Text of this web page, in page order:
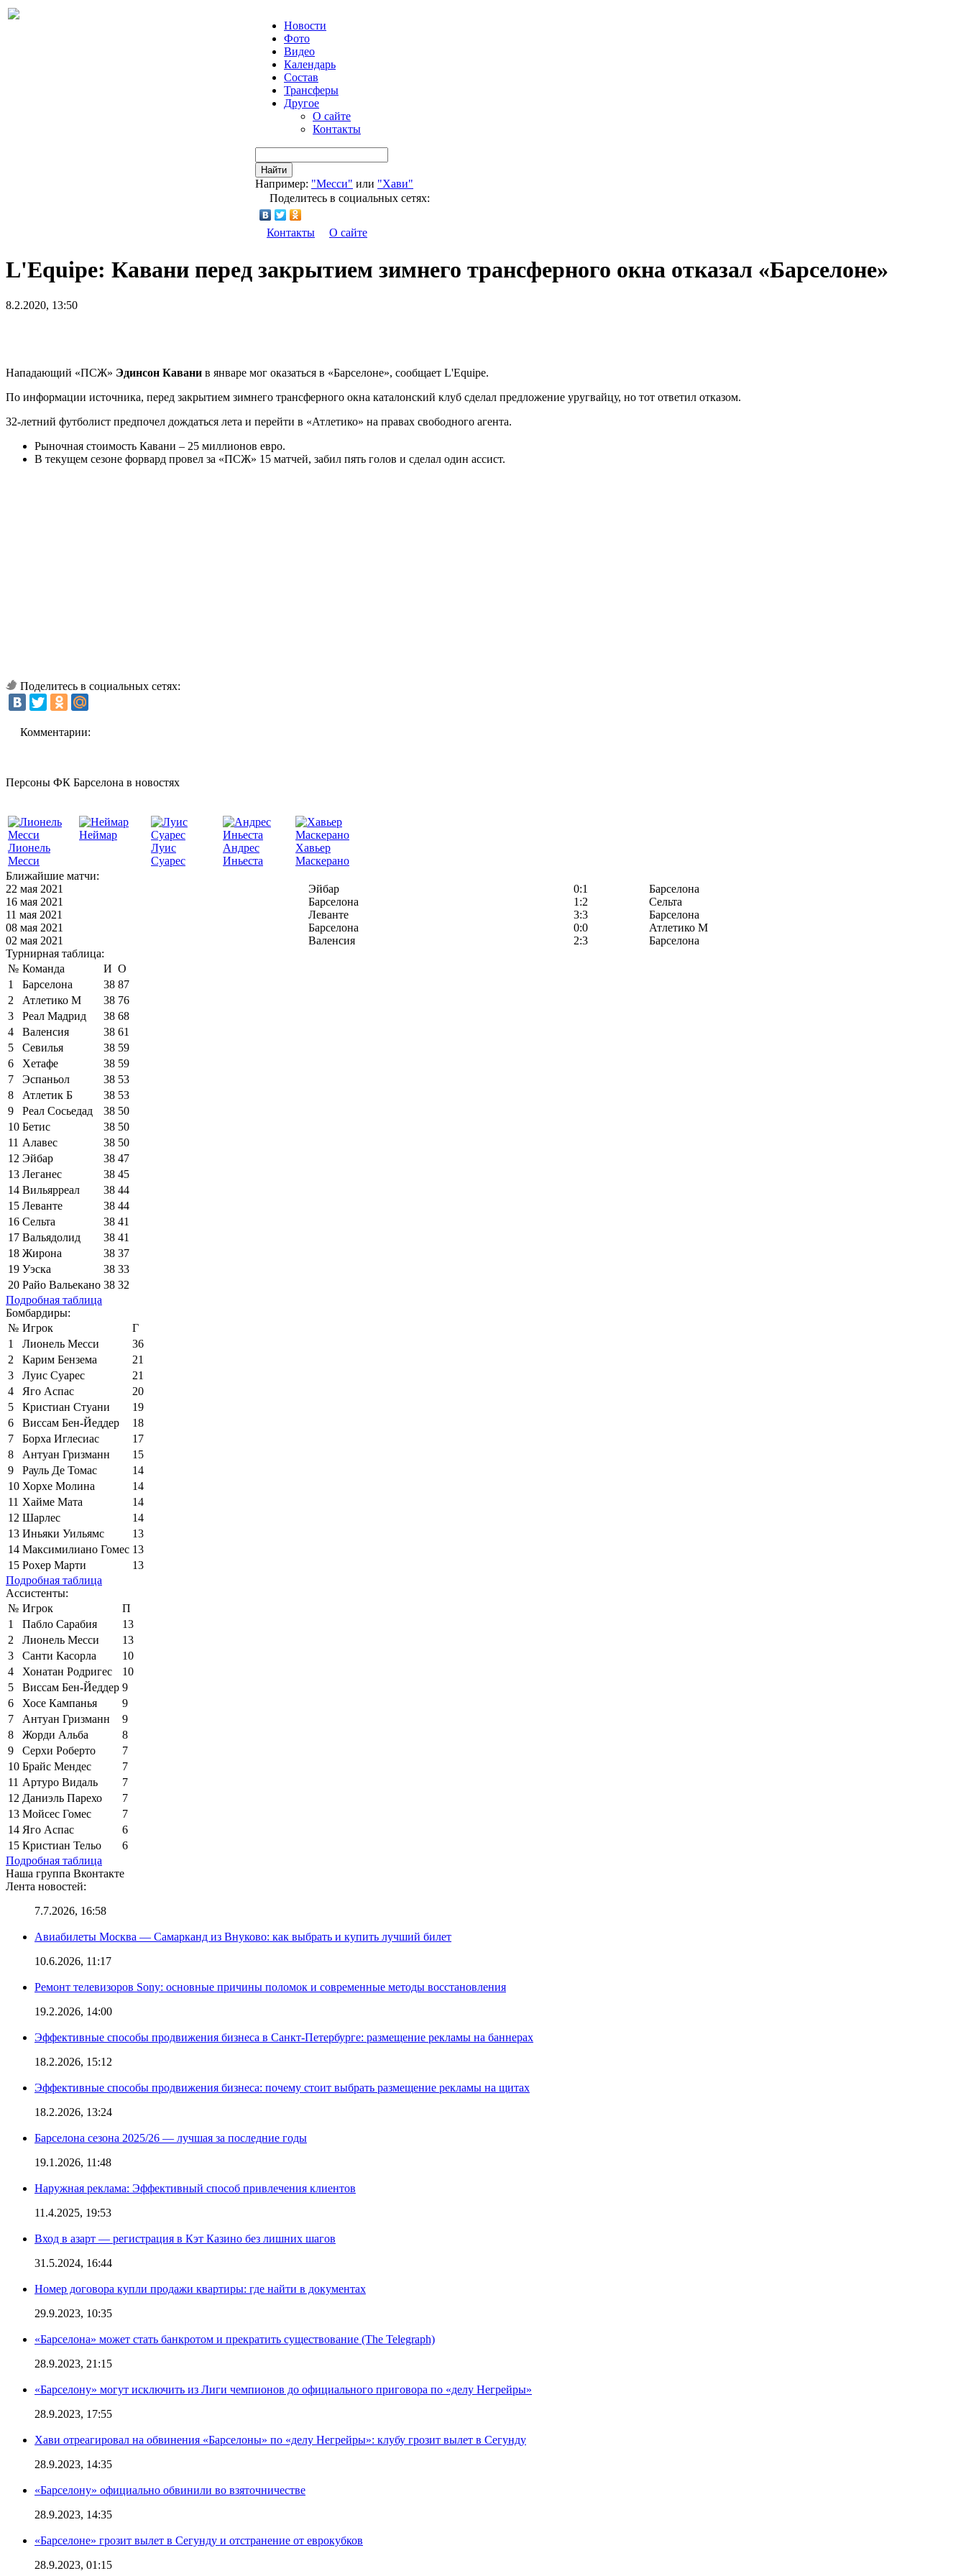
Новости
Фото
Видео
Календарь
Состав
Трансферы
Другое
О сайте
Контакты
Найти
Например: "Месси" или "Хави"
Поделитесь в социальных сетях:
Контакты О сайте
L'Equipe: Кавани перед закрытием зимнего трансферного окна отказал «Барселоне»
8.2.2020, 13:50
Нападающий «ПСЖ» Эдинсон Кавани в январе мог оказаться в «Барселоне», сообщает L'Equipe.
По информации источника, перед закрытием зимнего трансферного окна каталонский клуб сделал предложение уругвайцу, но тот ответил отказом.
32-летний футболист предпочел дождаться лета и перейти в «Атлетико» на правах свободного агента.
Рыночная стоимость Кавани – 25 миллионов евро.
В текущем сезоне форвард провел за «ПСЖ» 15 матчей, забил пять голов и сделал один ассист.
Поделитесь в социальных сетях:
Комментарии:
Персоны ФК Барселона в новостях
Лионель
Месси
Неймар
Луис
Суарес
Андрес
Иньеста
Хавьер
Маскерано
Ближайшие матчи:
22 мая 2021
Эйбар 0:1
Барселона
16 мая 2021
Барселона 1:2
Сельта
11 мая 2021
Леванте 3:3
Барселона
08 мая 2021
Барселона 0:0
Атлетико М
02 мая 2021
Валенсия 2:3
Барселона
Турнирная таблица:
№ Команда И О
1
Барселона 38 87
2
Атлетико М 38 76
3
Реал Мадрид 38 68
4
Валенсия 38 61
5
Севилья 38 59
6
Хетафе 38 59
7
Эспаньол 38 53
8
Атлетик Б 38 53
9
Реал Сосьедад 38 50
10 Бетис 38 50
11 Алавес 38 50
12 Эйбар 38 47
13 Леганес 38 45
14 Вильярреал 38 44
15 Леванте 38 44
16 Сельта 38 41
17 Вальядолид 38 41
18 Жирона 38 37
19 Уэска 38 33
20 Райо Вальекано 38 32
Подробная таблица
Бомбардиры:
№ Игрок
Г
1
Лионель Месси
36
2
Карим Бензема
21
3
Луис Суарес
21
4
Яго Аспас
20
5
Кристиан Стуани
19
6
Виссам Бен-Йеддер
18
7
Борха Иглесиас
17
8
Антуан Гризманн
15
9
Рауль Де Томас
14
10 Хорхе Молина
14
11 Хайме Мата
14
12 Шарлес
14
13 Иньяки Уильямс
13
14 Максимилиано Гомес 13
15 Рохер Марти
13
Подробная таблица
Ассистенты:
№ Игрок
П
1
Пабло Сарабия
13
2
Лионель Месси
13
3
Санти Касорла
10
4
Хонатан Родригес
10
5
Виссам Бен-Йеддер 9
6
Хосе Кампанья
9
7
Антуан Гризманн
9
8
Жорди Альба
8
9
Серхи Роберто
7
10 Брайс Мендес
7
11 Артуро Видаль
7
12 Даниэль Парехо
7
13 Мойсес Гомес
7
14 Яго Аспас
6
15 Кристиан Тельо
6
Подробная таблица
Наша группа Вконтакте
Лента новостей:
7.7.2026, 16:58
Авиабилеты Москва — Самарканд из Внуково: как выбрать и купить лучший билет
10.6.2026, 11:17
Ремонт телевизоров Sony: основные причины поломок и современные методы восстановления
19.2.2026, 14:00
Эффективные способы продвижения бизнеса в Санкт-Петербурге: размещение рекламы на баннерах
18.2.2026, 15:12
Эффективные способы продвижения бизнеса: почему стоит выбрать размещение рекламы на щитах
18.2.2026, 13:24
Барселона сезона 2025/26 — лучшая за последние годы
19.1.2026, 11:48
Наружная реклама: Эффективный способ привлечения клиентов
11.4.2025, 19:53
Вход в азарт — регистрация в Кэт Казино без лишних шагов
31.5.2024, 16:44
Номер договора купли продажи квартиры: где найти в документах
29.9.2023, 10:35
«Барселона» может стать банкротом и прекратить существование (The Telegraph)
28.9.2023, 21:15
«Барселону» могут исключить из Лиги чемпионов до официального приговора по «делу Негрейры»
28.9.2023, 17:55
Хави отреагировал на обвинения «Барселоны» по «делу Негрейры»: клубу грозит вылет в Сегунду
28.9.2023, 14:35
«Барселону» официально обвинили во взяточничестве
28.9.2023, 14:35
«Барселоне» грозит вылет в Сегунду и отстранение от еврокубков
28.9.2023, 01:15